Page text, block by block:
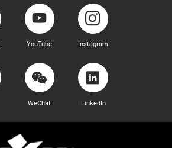
YouTube Instagram
WeChat LinkedIn